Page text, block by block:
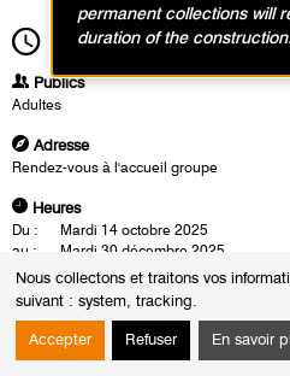
Nous collectons et traitons vos
suivant : system, tracking.
Accepter Refuser En savoir
14h00Durée1h30
Publics
Adultes
Adresse
Rendez-vous à l'accueil groupe
Heures
Du :
Mardi 14 octobre 2025
au :
Mardi 30 décembre 2025
Les :
mardis de 12h30 à 14h00
jeudis de 19h00 à 20h30
samedis de 14h00 à 15h30
Sauf :
Samedi 1 novembre 2025 de
permanent collections will
duration of the